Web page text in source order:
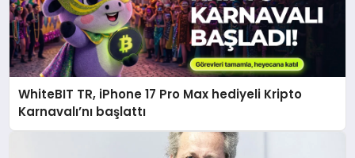
WhiteBIT TR, iPhone 17 Pro Max hediyeli Kripto
Karnavalı’nı başlattı